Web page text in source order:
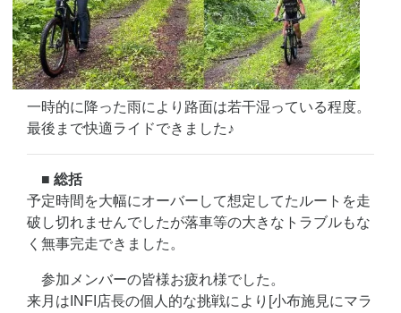
一時的に降った雨により路面は若干湿っている程度。
最後まで快適ライドできました♪
■ 総括
予定時間を大幅にオーバーして想定してたルートを走
破し切れませんでしたが落車等の大きなトラブルもな
く無事完走できました。
参加メンバーの皆様お疲れ様でした。
来月はINFI店長の個人的な挑戦により[小布施見にマラ